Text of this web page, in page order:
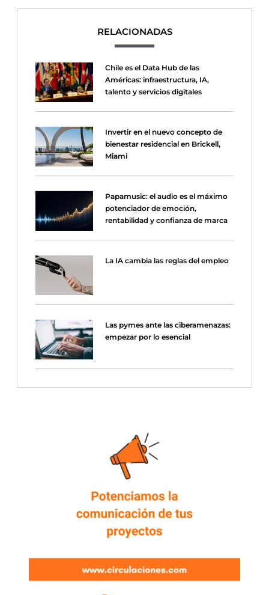
RELACIONADAS
Chile es el Data Hub de las
Américas: infraestructura, IA,
talento y servicios digitales
Invertir en el nuevo concepto de
bienestar residencial en Brickell,
Miami
Papamusic: el audio es el máximo
potenciador de emoción,
rentabilidad y confianza de marca
La IA cambia las reglas del empleo
Las pymes ante las ciberamenazas:
empezar por lo esencial